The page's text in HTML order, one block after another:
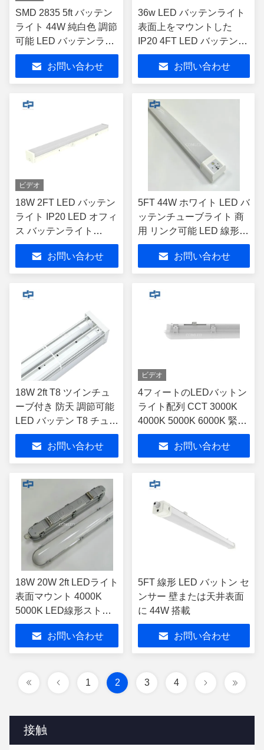
接触
SMD 2835 5ft バッテン
ライト 44W 純白色 調節
可能 LED バッテンライ
ト
お問い合わせ
36w LED バッテンライト
表面上をマウントした
IP20 4FT LED バッテンフ
ィクチャー SMD2835
お問い合わせ
ビデオ
18W 2FT LED バッテン
ライト IP20 LED オフィ
ス バッテンライト
3000K 4000K 5000K
6000K
お問い合わせ
5FT 44W ホワイト LED バ
ッテンチューブライト 商
用 リンク可能 LED 線形
室内
お問い合わせ
18W 2ft T8 ツインチュ
ーブ付き 防天 調節可能
LED バッテン T8 チュー
ブライト
お問い合わせ
ビデオ
4フィートのLEDバットン
ライト配列 CCT 3000K
4000K 5000K 6000K 緊急
機能
お問い合わせ
18W 20W 2ft LEDライト
表面マウント 4000K
5000K LED線形ストラ
イプライト
お問い合わせ
5FT 線形 LED バットン セ
ンサー 壁または天井表面
に 44W 搭載
お問い合わせ
1 2 3 4